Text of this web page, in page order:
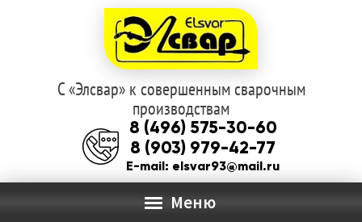
Перейти
к
навигации
Перейти
к
содержимому
С «Элсвар» к совершенным сварочным
производствам
8 (496) 575-30-60
8 (903) 979-42-77
E-mail: elsvar93@mail.ru
Меню